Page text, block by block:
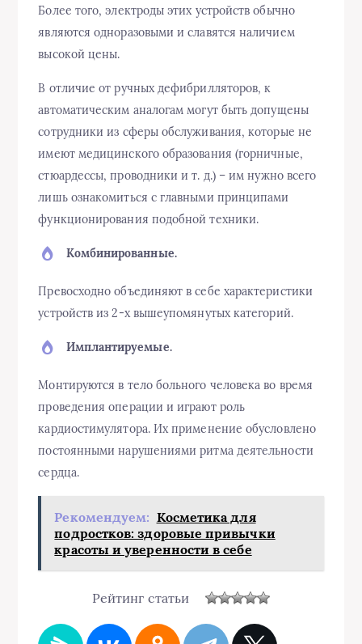
Более того, электроды этих устройств обычно
являются одноразовыми и славятся наличием
высокой цены.
В отличие от ручных дефибрилляторов, к
автоматическим аналогам могут быть допущены
сотрудники из сферы обслуживания, которые не
имеют медицинского образования (горничные,
стюардессы, проводники и т. д.) – им нужно всего
лишь ознакомиться с главными принципами
функционирования подобной техники.
Комбинированные.
Превосходно объединяют в себе характеристики
устройств из 2-х вышеупомянутых категорий.
Имплантируемые.
Монтируются в тело больного человека во время
проведения операции и играют роль
кардиостимулятора. Их применение обусловлено
постоянными нарушениями ритма деятельности
сердца.
Рекомендуем: Косметика для
подростков: здоровые привычки
красоты и уверенности в себе
Рейтинг статьи